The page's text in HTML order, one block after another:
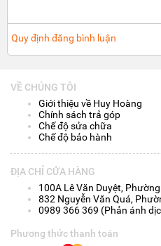
Quy định đăng bình luận
VỀ CHÚNG TÔI
Giới thiệu về Huy Hoàng
Chính sách trả góp
Chế độ sửa chữa
Chế độ bảo hành
ĐỊA CHỈ CỬA HÀNG
100A Lê Văn Duyệt,
832 Nguyễn Văn Quá,
0989 366 369 (Phản ánh
Phương thức thanh toán